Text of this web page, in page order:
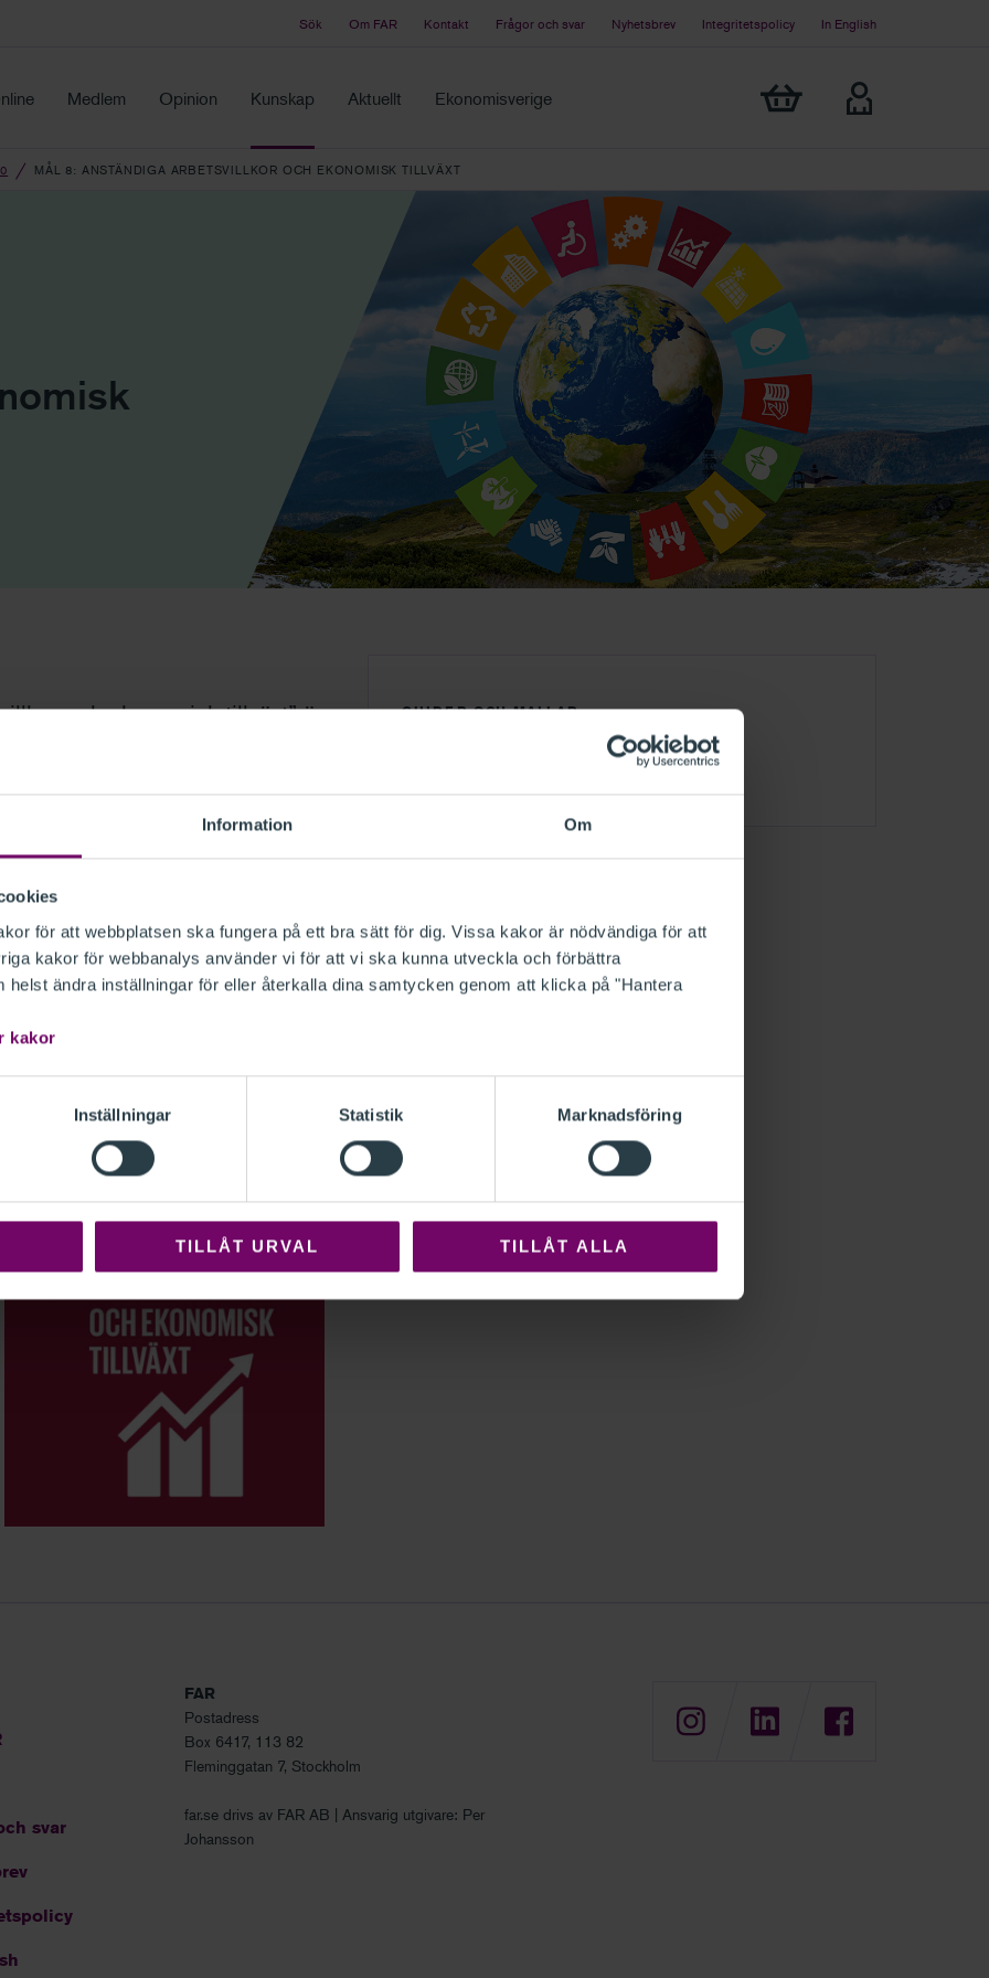
Information Om
för att webbplatsen ska fungera på ett bra sätt för dig. Vissa kakor är nödvändiga för att
kakor för webbanalys använder vi för att vi ska kunna utveckla och förbättra
helst ändra inställningar för eller återkalla dina samtycken genom att klicka på "Hantera
kakor
Inställningar Statistik Marknadsföring
TILLÅT URVAL TILLÅT ALLA
Tidningen Balans
Sök Om FAR Kontakt Frågor och svar Nyhetsbrev Integritetspolicy In English
Medlem Opinion Kunskap Aktuellt Ekonomisverige Visa min varukorg
MÅL 8: ANSTÄNDIGA ARBETSVILLKOR OCH EKONOMISK TILLVÄXT
och ekonomisk tillväxt” är
för de egna medarbetarna
med dagligen i sina uppdrag och
här är att lyfta
och ta fram utmaningar och
arbetsvillkor är väsentligt för att
det kan branschen jobba med både i
Vanliga nyckeltal är
antal anslutna till
GUIDER OCH MALLAR
HÅLLBARHETSARBETE I PRAKTIKEN
svar
FAR
Postadress
Box 6417, 113 82
Fleminggatan 7, Stockholm
far.se drivs av FAR AB | Ansvarig utgivare: Per
Johansson